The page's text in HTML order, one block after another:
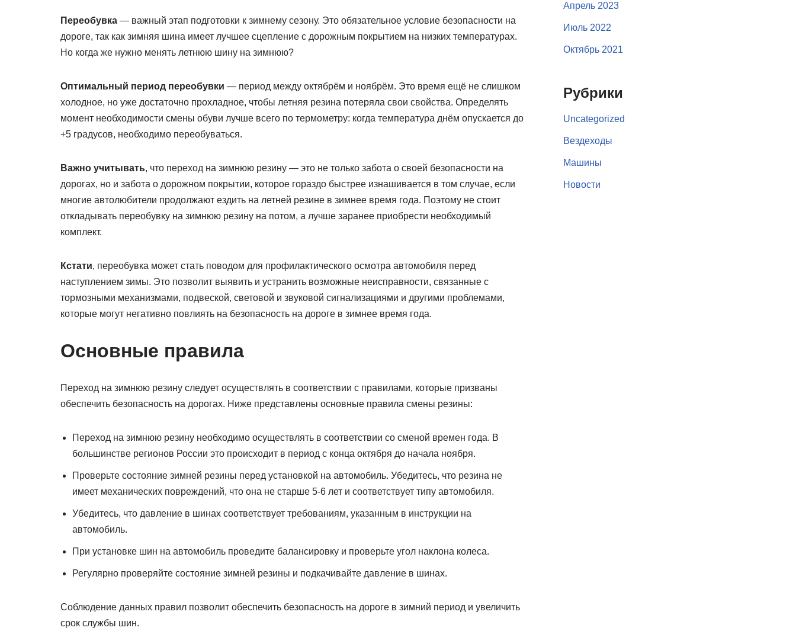
Переобувка — важный этап подготовки к зимнему сезону. Это обязательное условие безопасности на
дороге, так как зимняя шина имеет лучшее сцепление с дорожным покрытием на низких температурах.
Но когда же нужно менять летнюю шину на зимнюю?
Оптимальный период переобувки — период между октябрём и ноябрём. Это время ещё не слишком
холодное, но уже достаточно прохладное, чтобы летняя резина потеряла свои свойства. Определять
момент необходимости смены обуви лучше всего по термометру: когда температура днём опускается до
+5 градусов, необходимо переобуваться.
Важно учитывать, что переход на зимнюю резину — это не только забота о своей безопасности на
дорогах, но и забота о дорожном покрытии, которое гораздо быстрее изнашивается в том случае, если
многие автолюбители продолжают ездить на летней резине в зимнее время года. Поэтому не стоит
откладывать переобувку на зимнюю резину на потом, а лучше заранее приобрести необходимый
комплект.
Кстати, переобувка может стать поводом для профилактического осмотра автомобиля перед
наступлением зимы. Это позволит выявить и устранить возможные неисправности, связанные с
тормозными механизмами, подвеской, световой и звуковой сигнализациями и другими проблемами,
которые могут негативно повлиять на безопасность на дороге в зимнее время года.
Основные правила
Переход на зимнюю резину следует осуществлять в соответствии с правилами, которые призваны
обеспечить безопасность на дорогах. Ниже представлены основные правила смены резины:
Переход на зимнюю резину необходимо осуществлять в соответствии со сменой времен года. В
большинстве регионов России это происходит в период с конца октября до начала ноября.
Проверьте состояние зимней резины перед установкой на автомобиль. Убедитесь, что резина не
имеет механических повреждений, что она не старше 5-6 лет и соответствует типу автомобиля.
Убедитесь, что давление в шинах соответствует требованиям, указанным в инструкции на
автомобиль.
При установке шин на автомобиль проведите балансировку и проверьте угол наклона колеса.
Регулярно проверяйте состояние зимней резины и подкачивайте давление в шинах.
Соблюдение данных правил позволит обеспечить безопасность на дороге в зимний период и увеличить
срок службы шин.
Апрель 2023
Июль 2022
Октябрь 2021
Рубрики
Uncategorized
Вездеходы
Машины
Новости